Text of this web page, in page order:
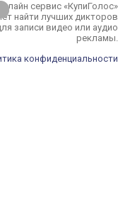
сервис «КупиГолос»
найти лучших дикторов
записи видео или аудио
рекламы.
конфиденциальности